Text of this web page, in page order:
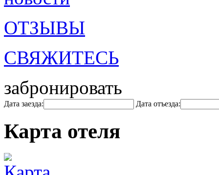
ОТЗЫВЫ
СВЯЖИТЕСЬ
забронировать
Дата заезда: Дата отъезда:
Карта отеля